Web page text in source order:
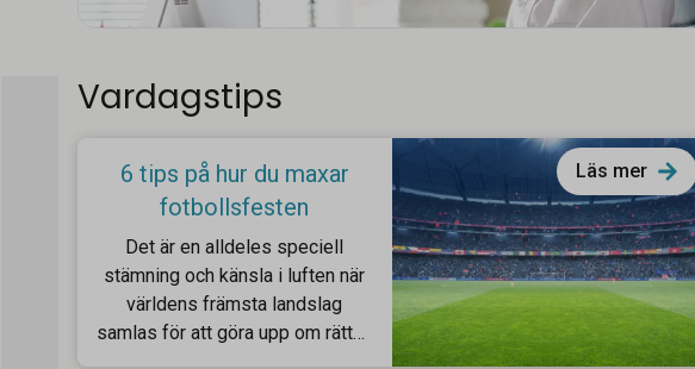
Vardagstips
6 tips på hur du maxar
fotbollsfesten
Det är en alldeles speciell
stämning och känsla i luften när
världens främsta landslag
samlas för att göra upp om rätten
Läs mer